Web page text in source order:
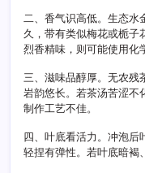
二、香气识高低。生态水
久，带有类似梅花或栀子
烈香精味，则可能使用化
三、滋味品醇厚。无农残
岩韵悠长。若茶汤苦涩不
制作工艺不佳。
四、叶底看活力。冲泡后
轻捏有弹性。若叶底暗褐